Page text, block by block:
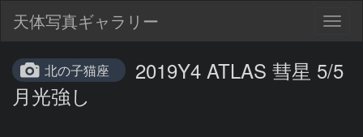
天体写真ギャラリー
北の子猫座
2019Y4 ATLAS 彗星 5/5
月光強し